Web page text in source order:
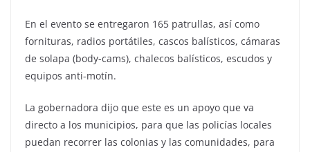
En el evento se entregaron 165 patrullas, así como
fornituras, radios portátiles, cascos balísticos, cámaras
de solapa (body-cams), chalecos balísticos, escudos y
equipos anti-motín.
La gobernadora dijo que este es un apoyo que va
directo a los municipios, para que las policías locales
puedan recorrer las colonias y las comunidades, para